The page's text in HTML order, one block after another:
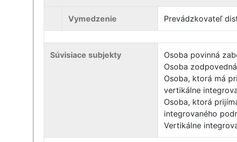
Vymedzenie Prevádzkovateľ
Súvisiace subjekty
Osoba povinná
Osoba
Osoba, ktorá má
vertikálne
Osoba, ktorá
integrovaného
Vertikálne